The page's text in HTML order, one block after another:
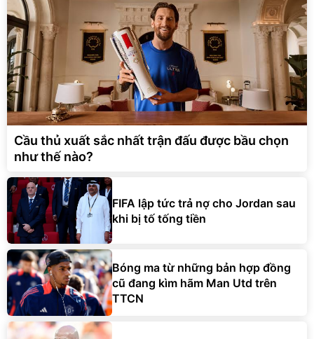
Cầu thủ xuất sắc nhất trận đấu được bầu chọn
như thế nào?
FIFA lập tức trả nợ cho Jordan sau
khi bị tố tống tiền
Bóng ma từ những bản hợp đồng
cũ đang kìm hãm Man Utd trên
TTCN